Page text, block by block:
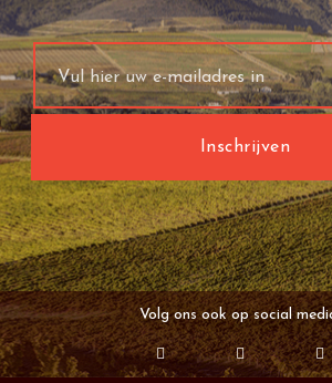
Volg ons ook op social